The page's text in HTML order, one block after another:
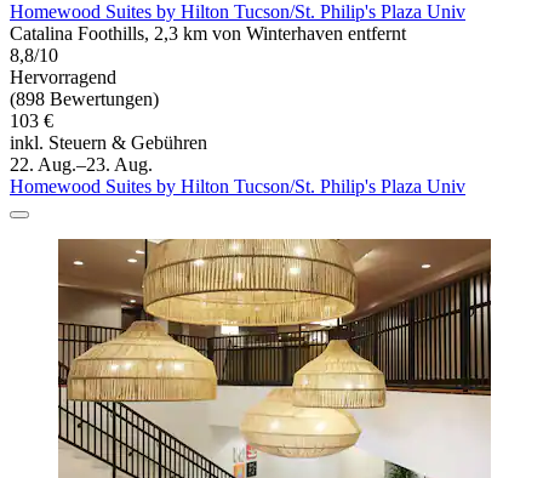
Homewood Suites by Hilton Tucson/St. Philip's Plaza Univ
Catalina Foothills, 2,3 km von Winterhaven entfernt
8,8/10
Hervorragend
(898 Bewertungen)
103 €
inkl. Steuern & Gebühren
22. Aug.–23. Aug.
Homewood Suites by Hilton Tucson/St. Philip's Plaza Univ